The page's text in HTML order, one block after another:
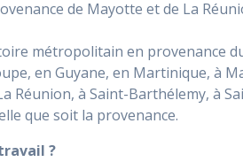
de Mayotte et de La
métropolitain en provenance
en Guyane, en Martinique, à
Réunion, à Saint-Barthélemy, à
que soit la provenance.
?